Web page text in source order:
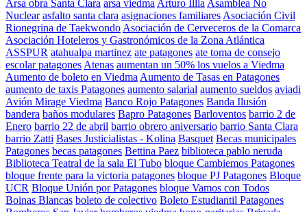
Arsa obra Santa Clara arsa viedma Arturo Illia Asamblea No
Nuclear asfalto santa clara asignaciones familiares Asociación Civil
Rionegrina de Taekwondo Asociación de Cerveceros de la Comarca
Asociación Hoteleros y Gastronómicos de la Zona Atlántica
ASSPUR atahualpa martinez ate patagones ate toma de consejo
escolar patagones Atenas aumentan un 50% los vuelos a Viedma
Aumento de boleto en Viedma Aumento de Tasas en Patagones
aumento de taxis Patagones aumento salarial aumento sueldos aviadi
Avión Mirage Viedma Banco Rojo Patagones Banda Ilusión
bandera baños modulares Bapro Patagones Barloventos barrio 2 de
Enero barrio 22 de abril barrio obrero aniversario barrio Santa Clara
barrio Zatti Bases Justicialistas - Kolina Basquet Becas municipales
Patagones becas patagones Bettina Paez biblioteca pablo neruda
Biblioteca Teatral de la sala El Tubo bloque Cambiemos Patagones
bloque frente para la victoria patagones bloque PJ Patagones Bloque
UCR Bloque Unión por Patagones bloque Vamos con Todos
Boinas Blancas boleto de colectivo Boleto Estudiantil Patagones